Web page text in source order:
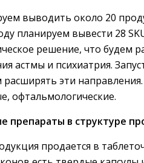
выводить около 20
планируем вывести 28
решение, что будем
астмы и психиатрия.
расширять эти
офтальмологические.
препараты в структуре
продается в